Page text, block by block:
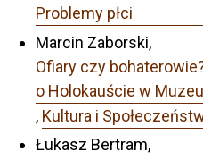
Problemy płci
Marcin Zaborski,
Ofiary czy
o Holokauście w
, Kultura i
Łukasz Bertram,